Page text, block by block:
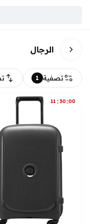
الرجال
تصفية 1
11 :30:00